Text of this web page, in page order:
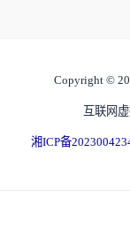
Copyright ©
互联网
湘ICP备